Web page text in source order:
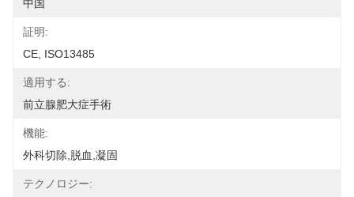
中国
証明:
CE, ISO13485
適用する:
前立腺肥大症手術
機能:
外科切除,脱血,凝固
テクノロジー: